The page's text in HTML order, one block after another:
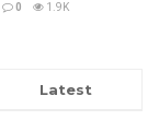
0 1.9K
Latest